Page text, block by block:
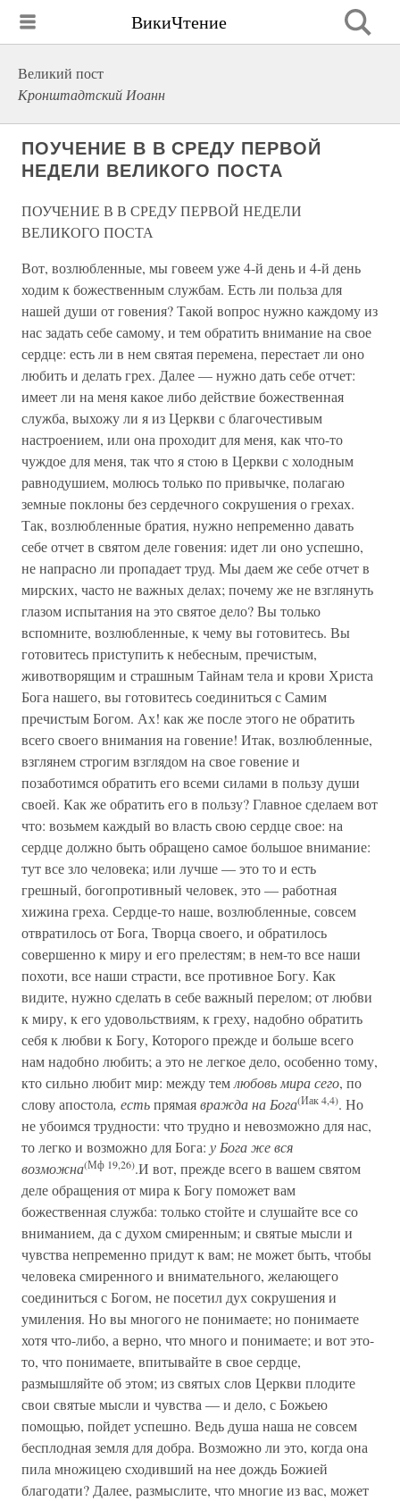
ВикиЧтение
Великий пост
Кронштадтский Иоанн
ПОУЧЕНИЕ В В СРЕДУ ПЕРВОЙ
НЕДЕЛИ ВЕЛИКОГО ПОСТА
ПОУЧЕНИЕ В В СРЕДУ ПЕРВОЙ НЕДЕЛИ
ВЕЛИКОГО ПОСТА
Вот, возлюбленные, мы говеем уже 4-й день и 4-й день
ходим к божественным службам. Есть ли польза для
нашей души от говения? Такой вопрос нужно каждому из
нас задать себе самому, и тем обратить внимание на свое
сердце: есть ли в нем святая перемена, перестает ли оно
любить и делать грех. Далее — нужно дать себе отчет:
имеет ли на меня какое либо действие божественная
служба, выхожу ли я из Церкви с благочестивым
настроением, или она проходит для меня, как что-то
чуждое для меня, так что я стою в Церкви с холодным
равнодушием, молюсь только по привычке, полагаю
земные поклоны без сердечного сокрушения о грехах.
Так, возлюбленные братия, нужно непременно давать
себе отчет в святом деле говения: идет ли оно успешно,
не напрасно ли пропадает труд. Мы даем же себе отчет в
мирских, часто не важных делах; почему же не взглянуть
глазом испытания на это святое дело? Вы только
вспомните, возлюбленные, к чему вы готовитесь. Вы
готовитесь приступить к небесным, пречистым,
животворящим и страшным Тайнам тела и крови Христа
Бога нашего, вы готовитесь соединиться с Самим
пречистым Богом. Ах! как же после этого не обратить
всего своего внимания на говение! Итак, возлюбленные,
взглянем строгим взглядом на свое говение и
позаботимся обратить его всеми силами в пользу души
своей. Как же обратить его в пользу? Главное сделаем вот
что: возьмем каждый во власть свою сердце свое: на
сердце должно быть обращено самое большое внимание:
тут все зло человека; или лучше — это то и есть
грешный, богопротивный человек, это — работная
хижина греха. Сердце-то наше, возлюбленные, совсем
отвратилось от Бога, Творца своего, и обратилось
совершенно к миру и его прелестям; в нем-то все наши
похоти, все наши страсти, все противное Богу. Как
видите, нужно сделать в себе важный перелом; от любви
к миру, к его удовольствиям, к греху, надобно обратить
себя к любви к Богу, Которого прежде и больше всего
нам надобно любить; а это не легкое дело, особенно тому,
кто сильно любит мир: между темлюбовь мира сего, по
слову апостола, естьпрямаявражда на Бога(Иак 4,4). Но
не убоимся трудности: что трудно и невозможно для нас,
то легко и возможно для Бога: у Бога же вся
возможна(Мф 19,26).И вот, прежде всего в вашем святом
деле обращения от мира к Богу поможет вам
божественная служба: только стойте и слушайте все со
вниманием, да с духом смиренным; и святые мысли и
чувства непременно придут к вам; не может быть, чтобы
человека смиренного и внимательного, желающего
соединиться с Богом, не посетил дух сокрушения и
умиления. Но вы многого не понимаете; но понимаете
хотя что-либо, а верно, что много и понимаете; и вот это-
то, что понимаете, впитывайте в свое сердце,
размышляйте об этом; из святых слов Церкви плодите
свои святые мысли и чувства — и дело, с Божьею
помощью, пойдет успешно. Ведь душа наша не совсем
бесплодная земля для добра. Возможно ли это, когда она
пила множицею сходивший на нее дождь Божией
благодати? Далее, размыслите, что многие из вас, может